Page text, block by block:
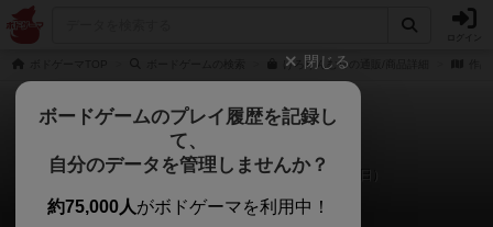
けろりんむらの通販/商品詳細
けろりんむら
あんちっくのリプレイ日記（2025年4月14日）
閉じる
ボードゲームのプレイ履歴を記録し
て、
自分のデータを管理しませんか？
約75,000人がボドゲーマを利用中！